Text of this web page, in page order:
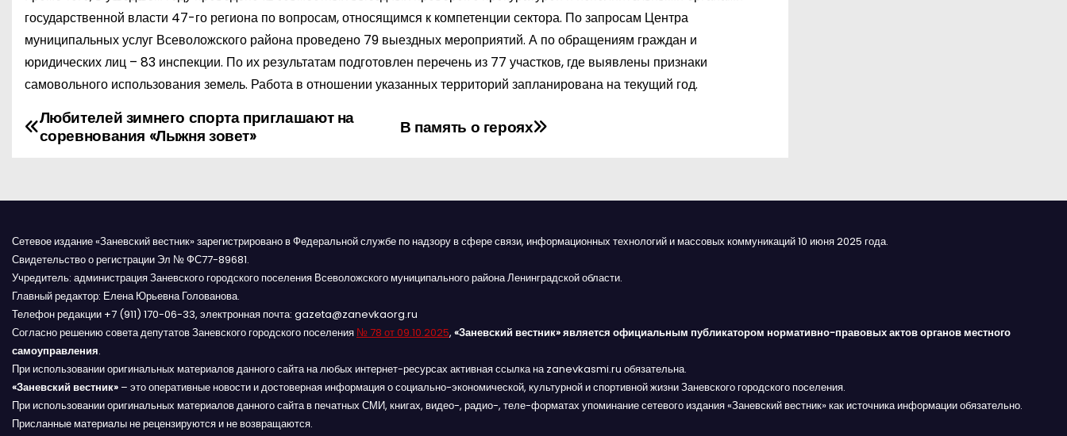
государственной власти 47-го региона по вопросам, относящимся к компетенции сектора. По запросам Центра
муниципальных услуг Всеволожского района проведено 79 выездных мероприятий. А по обращениям граждан и
юридических лиц – 83 инспекции. По их результатам подготовлен перечень из 77 участков, где выявлены признаки
самовольного использования земель. Работа в отношении указанных территорий запланирована на текущий год.
Н
г
а
ц
и
я
п
В память о героях
Любителей зимнего спорта приглашают на
соревнования «Лыжня зовет»
Сетевое издание «Заневский вестник» зарегистрировано в Федеральной службе по надзору в сфере связи, информационных технологий и массовых коммуникаций 10 июня 2025 года.
Свидетельство о регистрации Эл № ФС77-89681.
Учредитель: администрация Заневского городского поселения Всеволожского муниципального района Ленинградской области.
Главный редактор: Елена Юрьевна Голованова.
Телефон редакции +7 (911) 170-06-33, электронная почта: gazeta@zanevkaorg.ru
Согласно решению совета депутатов Заневского городского поселения № 78 от 09.10.2025, «Заневский вестник» является официальным публикатором нормативно-правовых актов органов местного
самоуправления.
При использовании оригинальных материалов данного сайта на любых интернет-ресурсах активная ссылка на zanevkasmi.ru обязательна.
«Заневский вестник» – это оперативные новости и достоверная информация о социально-экономической, культурной и спортивной жизни Заневского городского поселения.
При использовании оригинальных материалов данного сайта в печатных СМИ, книгах, видео-, радио-, теле-форматах упоминание сетевого издания «Заневский вестник» как источника информации обязательно.
Присланные материалы не рецензируются и не возвращаются.